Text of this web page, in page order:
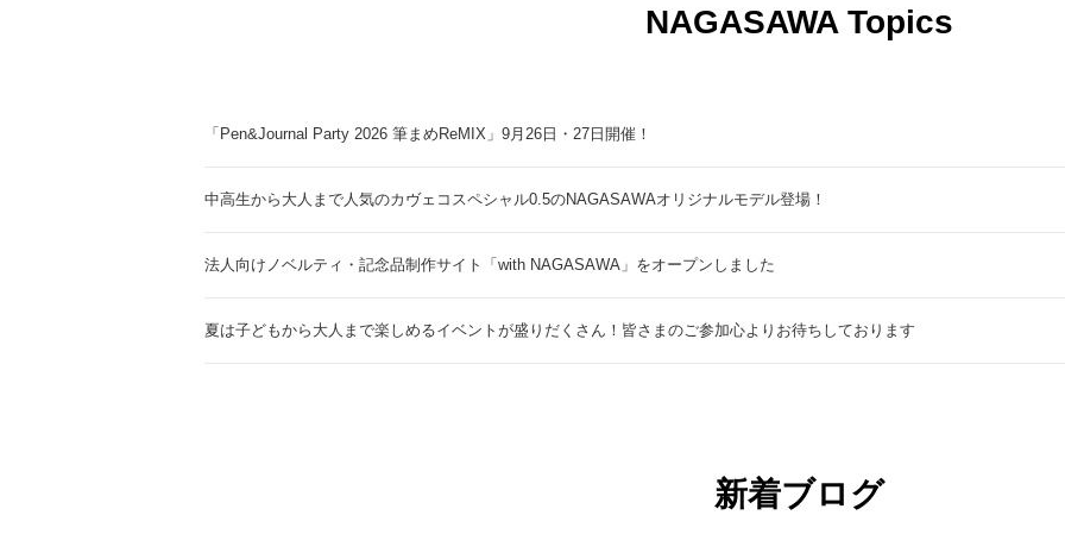
NAGASAWA Topics
「Pen&Journal Party 2026 筆まめReMIX」9月26日・27日開催！
中高生から大人まで人気のカヴェコスペシャル0.5のNAGASAWAオリジナルモデル登場！
法人向けノベルティ・記念品制作サイト「with NAGASAWA」をオープンしました
夏は子どもから大人まで楽しめるイベントが盛りだくさん！皆さまのご参加心よりお待ちしております
新着ブログ